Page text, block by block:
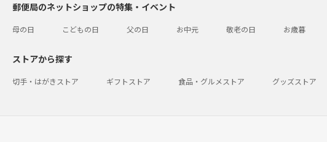
郵便局のネットショップの特集・イベント
母の日 こどもの日 父の日 お中元 敬老の日 お歳暮
ストアから探す
切手・はがきストア ギフトストア 食品・グルメストア グッズストア